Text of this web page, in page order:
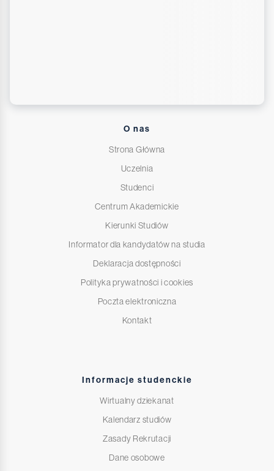
O nas
Strona Główna
Uczelnia
Studenci
Centrum Akademickie
Kierunki Studiów
Informator dla kandydatów na studia
Deklaracja dostępności
Polityka prywatności i cookies
Poczta elektroniczna
Kontakt
Informacje studenckie
Wirtualny dziekanat
Kalendarz studiów
Zasady Rekrutacji
Dane osobowe